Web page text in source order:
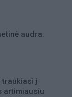
audra:
traukiasi į
artimiausiu